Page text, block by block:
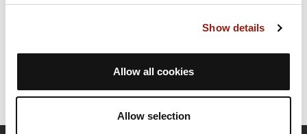
Show details
Allow all cookies
Allow selection
Fecha de creación del recorrido: 24 de noviembre de 2024 10:52:38.
Identificador del recorrido: 20302637